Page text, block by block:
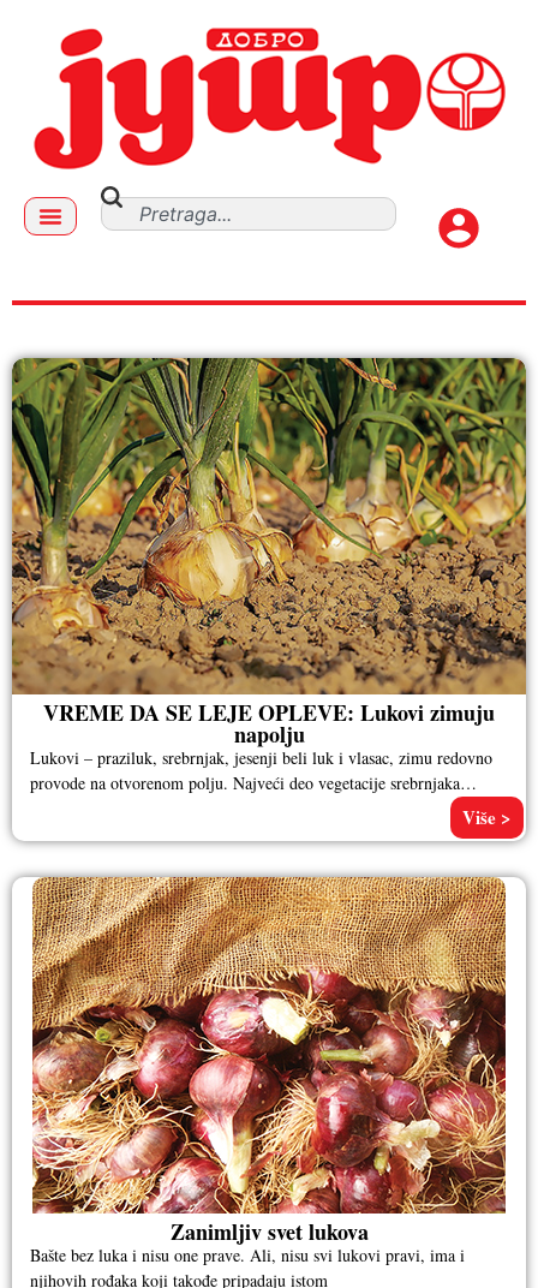
vlasac
VREME DA SE LEJE OPLEVE: Lukovi zimuju
napolju
Lukovi – praziluk, srebrnjak, jesenji beli luk i vlasac, zimu redovno
provode na otvorenom polju. Najveći deo vegetacije srebrnjaka
Više >
Zanimljiv svet lukova
Bašte bez luka i nisu one prave. Ali, nisu svi lukovi pravi, ima i
njihovih rođaka koji takođe pripadaju istom